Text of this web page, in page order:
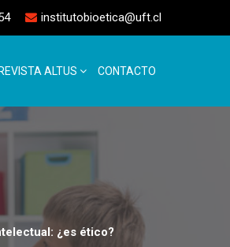
institutobioetica@uft.cl
REVISTA ALTUS CONTACTO
¿es ético?